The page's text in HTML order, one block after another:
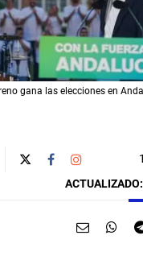
gana las elecciones en
ACTUALIZADO: